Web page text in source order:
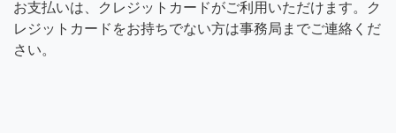
お支払いは、クレジットカードがご利用いただけます。ク
レジットカードをお持ちでない方は事務局までご連絡くだ
さい。